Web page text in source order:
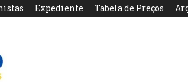
Expediente Tabela de Preços